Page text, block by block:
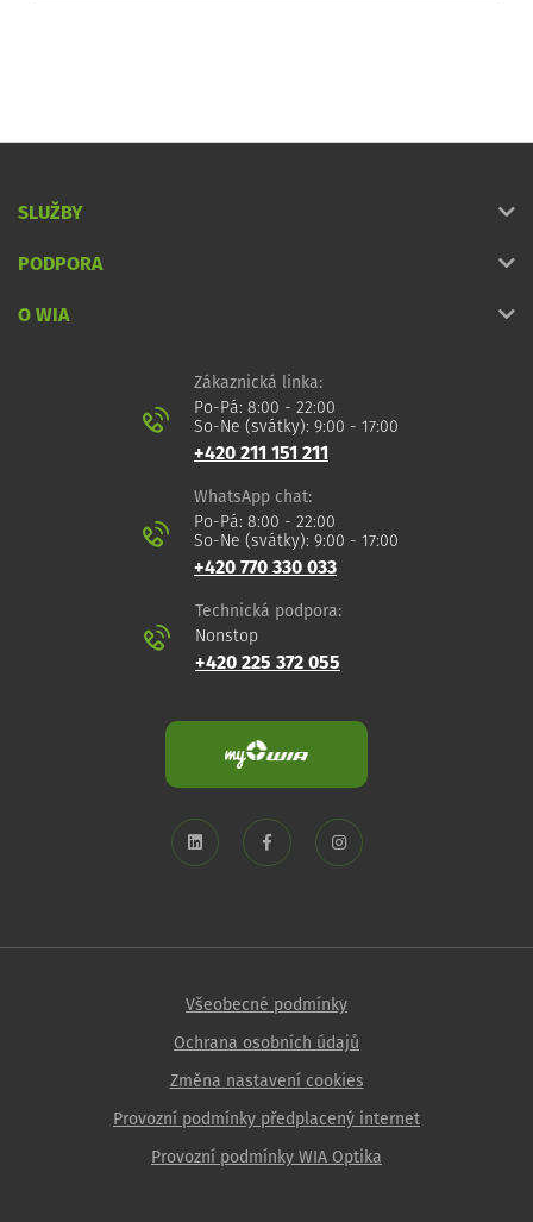
SLUŽBY
PODPORA
O WIA
Zákaznická linka:
Po-Pá: 8:00 - 22:00
So-Ne (svátky): 9:00 - 17:00
+420 211 151 211
WhatsApp chat:
Po-Pá: 8:00 - 22:00
So-Ne (svátky): 9:00 - 17:00
+420 770 330 033
Technická podpora:
Nonstop
+420 225 372 055
Všeobecné podmínky
Ochrana osobních údajů
Změna nastavení cookies
Provozní podmínky předplacený internet
Provozní podmínky WIA Optika